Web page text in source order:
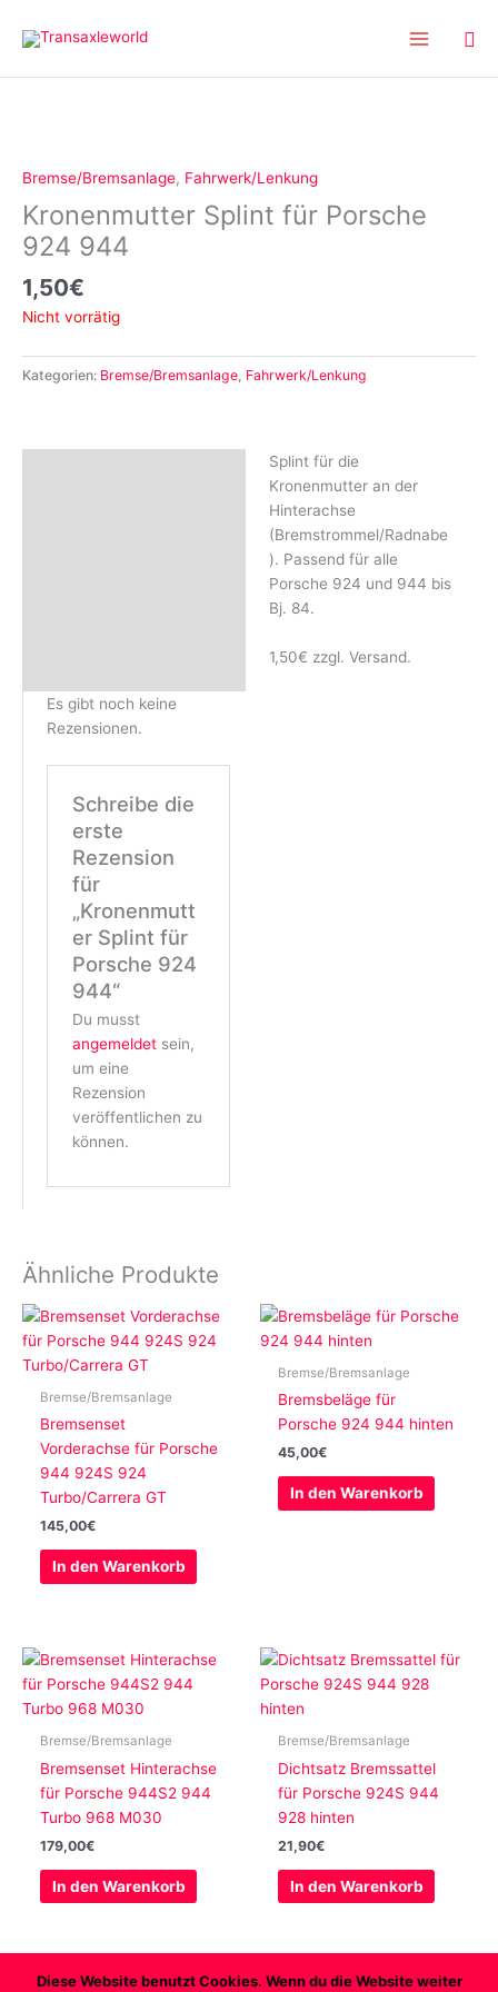
Inhalt
Bremse/Bremsanlage, Fahrwerk/Lenkung
Kronenmutter Splint für Porsche
924 944
1,50€
Nicht vorrätig
Kategorien: Bremse/Bremsanlage, Fahrwerk/Lenkung
Splint für die
Kronenmutter an der
Hinterachse
(Bremstrommel/Radnabe
). Passend für alle
Porsche 924 und 944 bis
Bj. 84.
1,50€ zzgl. Versand.
Es gibt noch keine
Rezensionen.
Schreibe die
erste
Rezension
für
„Kronenmutt
er Splint für
Porsche 924
944“
Du musst
angemeldet sein,
um eine
Rezension
veröffentlichen zu
können.
Ähnliche Produkte
Bremse/Bremsanlage
Bremsenset
Vorderachse für Porsche
944 924S 924
Turbo/Carrera GT
145,00€
In den Warenkorb
Bremse/Bremsanlage
Bremsbeläge für
Porsche 924 944 hinten
45,00€
In den Warenkorb
Bremse/Bremsanlage
Bremsenset Hinterachse
für Porsche 944S2 944
Turbo 968 M030
179,00€
In den Warenkorb
Bremse/Bremsanlage
Dichtsatz Bremssattel
für Porsche 924S 944
928 hinten
21,90€
In den Warenkorb
Diese Website benutzt Cookies. Wenn du die Website weiter